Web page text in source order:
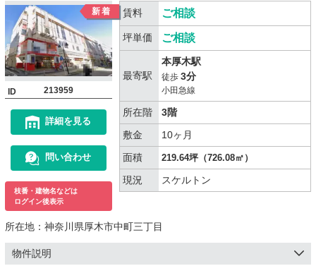
ID 213959
詳細を見る
問い合わせ
枝番・建物名などは
ログイン後表示
賃料 ご相談
坪単価 ご相談
最寄駅
本厚木駅
徒歩 3分
小田急線
所在階
3階
敷金
10ヶ月
面積
219.64坪（726.08㎡）
現況 スケルトン
所在地： 神奈川県厚木市中町三丁目
物件説明